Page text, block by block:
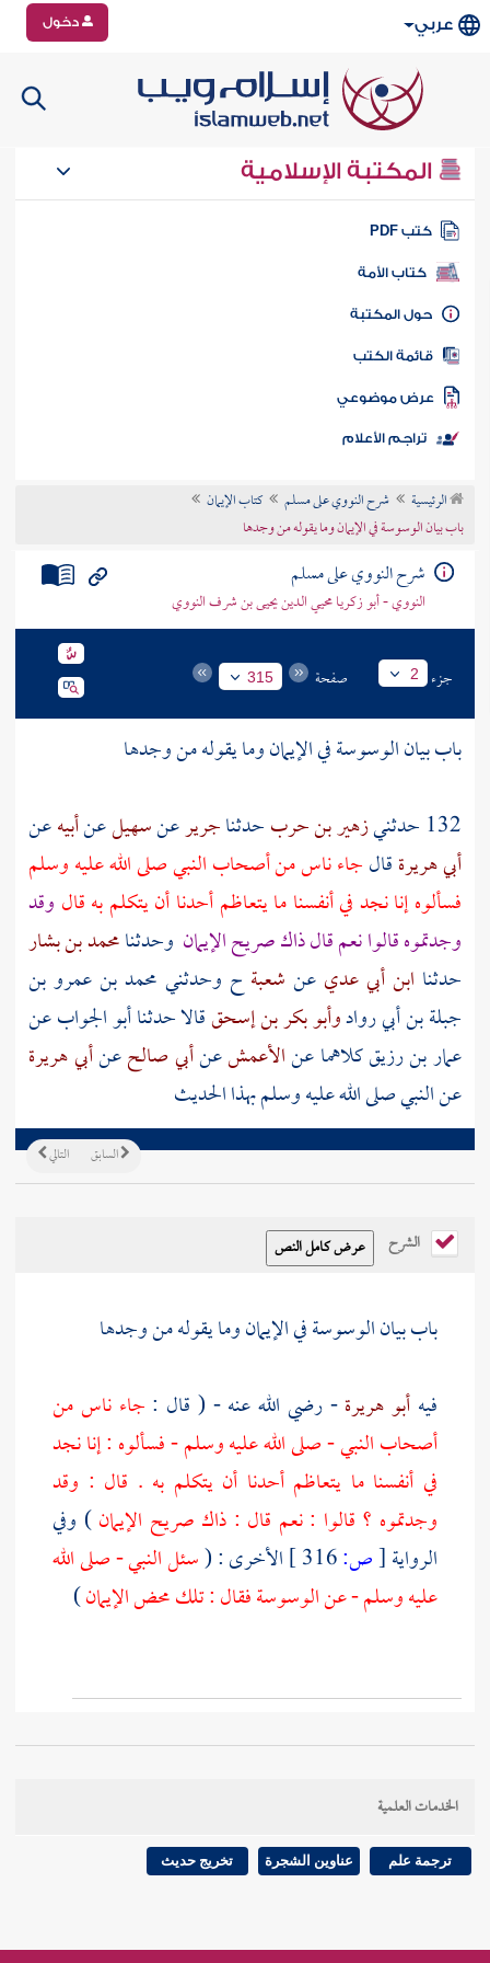
عربي دخول
المكتبة الإسلامية
كتب PDF
كتاب الأمة
المكتبة
الكتب
موضوعي
تراجم الأعلام
الرئيسية شرح النووي على مسلم
كتاب الإيمان
باب بيان الوسوسة في الإيمان وما يقوله من وجدها
شرح النووي على مسلم
النووي - أبو زكريا محيي الدين يحيى بن شرف النووي
جزء 2 صفحة 315
باب بيان الوسوسة في الإيمان وما يقوله من وجدها
132 حدثني
زهير بن حربحدثناجريرعنسهيلعنأبيهعن
أبي هريرةقالجاء ناس منأصحاب النبيصلى الله عليه وسلم
فسألوه إنا نجد في أنفسنا ما يتعاظم أحدنا أن يتكلم به قال وقد
وجدتموه قالوا نعم قال ذاك صريح الإيمان وحدثنامحمد بن بشار
حدثنا ابن أبي عديعن شعبة ح وحدثني محمد بن عمرو بن
جبلة بن أبي روادوأبو بكر بن إسحققالا حدثناأبو الجوابعن
عمار بن رزيقكلاهما عنالأعمشعنأبي صالحعنأبي هريرة
عن النبي صلى الله عليه وسلم بهذا الحديث
التالي السابق
الشرح
باب بيان الوسوسة في الإيمان وما يقوله من وجدها
فيه أبو هريرة- رضي الله عنه - ( قال : جاء ناس من
أصحاب النبي - صلى الله عليه وسلم - فسألوه : إنا نجد
في أنفسنا ما يتعاظم أحدنا أن يتكلم به . قال : وقد
وجدتموه ؟ قالوا : نعم قال : ذاك صريح الإيمان) وفي
الرواية[ص: الأخرى : (سئل النبي - صلى الله
عليه وسلم - عن الوسوسة فقال : تلك محض الإيمان)
الخدمات العلمية
ترجمة علم عناوين الشجرة تخريج حديث